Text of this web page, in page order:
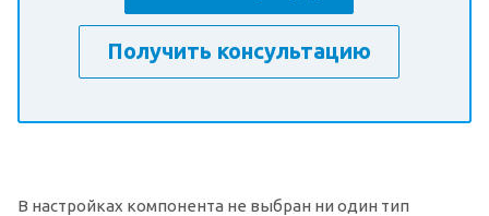
Получить консультацию
В настройках компонента не выбран ни один тип